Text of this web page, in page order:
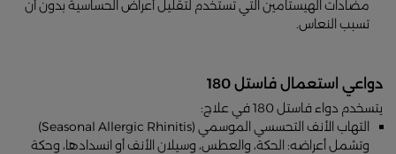
مضادات الهيستامين التي تستخدم لتقليل أعراض الحساسية بدون أن
تسبب النعاس.
دواعي استعمال فاستل 180
يتسخدم دواء فاستل 180 في علاج:
التهاب الأنف التحسسي الموسمي (Seasonal Allergic Rhinitis)
وتشمل أعراضه: الحكة، والعطس، وسيلان الأنف أو انسدادها، وحكة